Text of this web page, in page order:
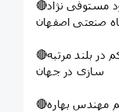
مستوفی نژاد
صنعتی اصفهان
🔴موضوع سخنرانی: کاربرد بتن خودتراکم در بلند مرتبه
سازی در جهان
🔴سخنران کارگاه تخصصی: سرکار خانم مهندس بهاره